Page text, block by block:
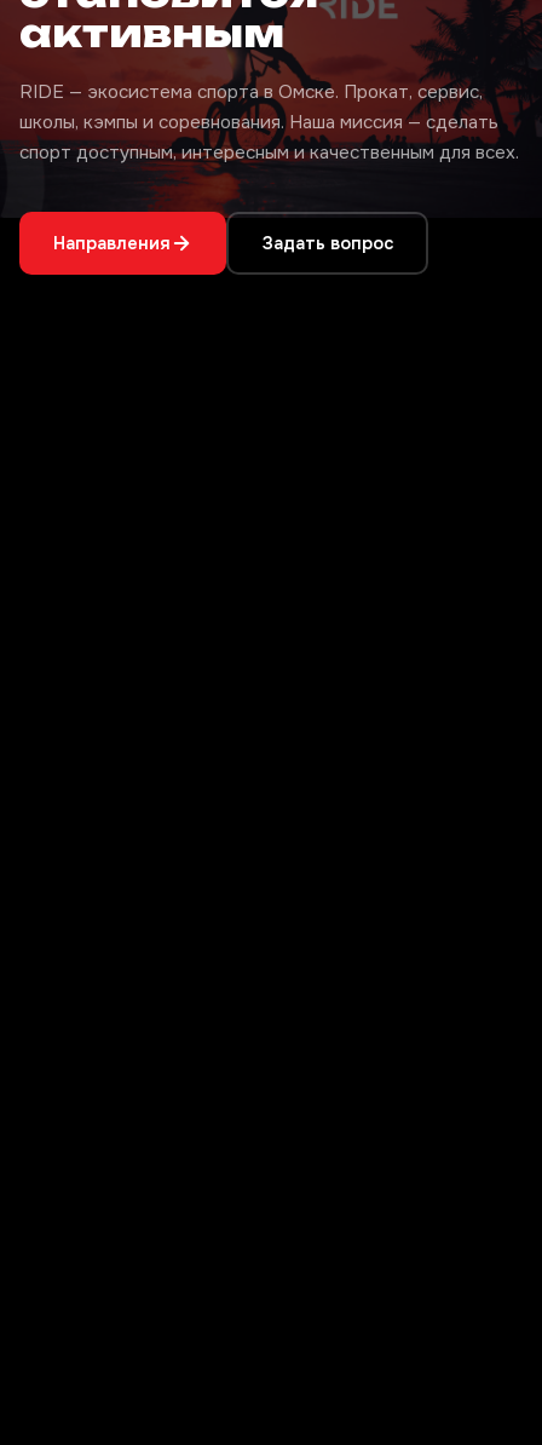
активным
RIDE — экосистема спорта в Омске. Прокат, сервис,
школы, кэмпы и соревнования. Наша миссия — сделать
спорт доступным, интересным и качественным для всех.
Направления Задать вопрос